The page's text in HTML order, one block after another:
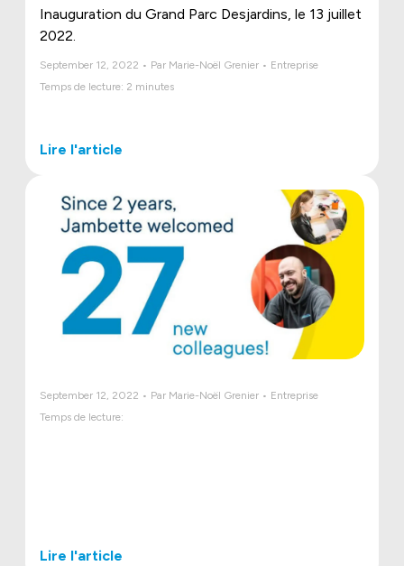
Inauguration du Grand Parc Desjardins, le 13 juillet
2022.
September 12, 2022 • Par Marie-Noël Grenier • Entreprise
Temps de lecture: 2 minutes
Lire l'article
September 12, 2022 • Par Marie-Noël Grenier • Entreprise
Temps de lecture:
Lire l'article